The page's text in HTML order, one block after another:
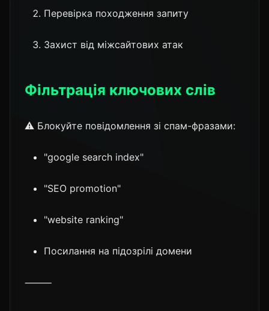
Перевірка походження запиту
Захист від міжсайтових атак
Фільтрація ключових слів
⚠️ Блокуйте повідомлення зі спам-фразами:
"google search index"
"SEO promotion"
"website ranking"
Посилання на підозрілі домени
⸻